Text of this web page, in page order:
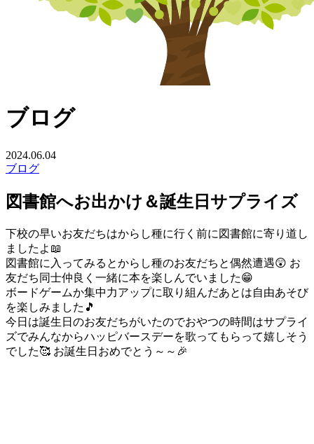
ブログ
2024.06.04
ブログ
図書館へお出かけ＆誕生日サプライズ
下校の早いお友だちはからし種に行く前に図書館に寄り道し
ましたよ📖
図書館に入ってみるとからし種のお友だちと偶然遭遇😲 お
友だち同士仲良く一緒に本を楽しんでいました😁
ボードゲームか集中力アップに取り組んだあとは自由あそび
を楽しみました🎵
今日は誕生日のお友だちがいたのでおやつの時間はサプライ
ズでみんなからハッピバースデーを歌ってもらって嬉しそう
でした🥰 お誕生日おめでとう～～🎉